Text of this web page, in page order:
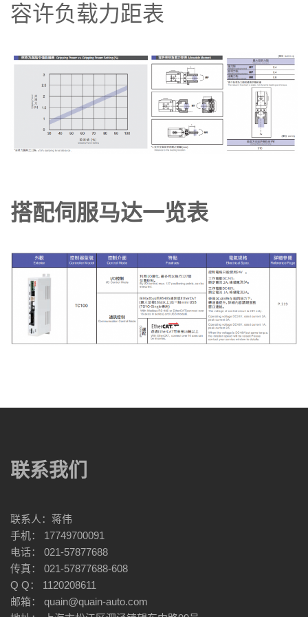
容许负载力距表
搭配伺服马达一览表
联系我们
联系人：蒋伟
手机： 17749700091
电话： 021-57877688
传真： 021-57877688-608
Q Q： 1120208611
邮箱： quain@quain-auto.com